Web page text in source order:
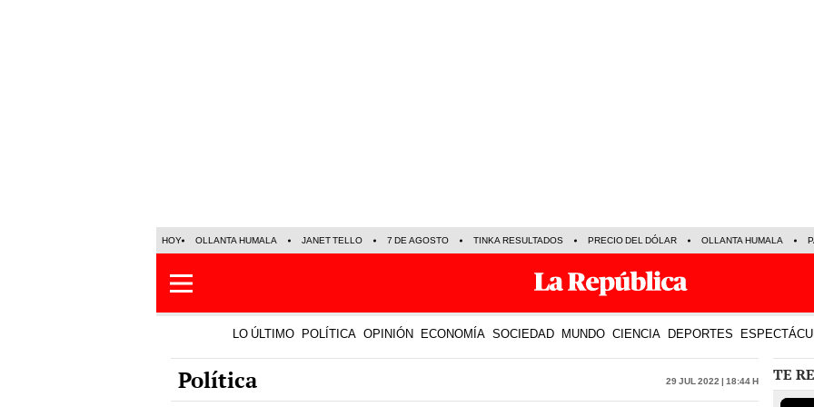
HOY OLLANTA HUMALA JANET TELLO 7 DE AGOSTO TINKA RESULTADOS PRECIO DEL DÓLAR OLLANTA HUMALA
LO ÚLTIMO POLÍTICA OPINIÓN ECONOMÍA SOCIEDAD MUNDO CIENCIA DEPORTES
Política 29 Jul 2022 | 18:44 h TE